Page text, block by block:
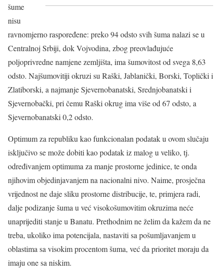
šume
nisu
ravnomjerno raspoređene: preko 94 odsto svih šuma nalazi se u
Centralnoj Srbiji, dok Vojvodina, zbog preovlađujuće
poljoprivredne namjene zemljišta, ima šumovitost od svega 8,63
odsto. Najšumovitiji okruzi su Raški, Jablanički, Borski, Toplički i
Zlatiborski, a najmanje Sjevernobanatski, Srednjobanatski i
Sjevernobački, pri čemu Raški okrug ima više od 67 odsto, a
Sjevernobanatski 0,2 odsto.
Optimum za republiku kao funkcionalan podatak u ovom slučaju
isključivo se može dobiti kao podatak iz malog u veliko, tj.
određivanjem optimuma za manje prostorne jedinice, te onda
njihovim objedinjavanjem na nacionalni nivo. Naime, prosječna
vrijednost ne daje sliku prostorne distribucije, te, primjera radi,
dalje podizanje šuma u već visokošumovitim okruzima neće
unaprijediti stanje u Banatu. Prethodnim ne želim da kažem da ne
treba, ukoliko ima potencijala, nastaviti sa pošumljavanjem u
oblastima sa visokim procentom šuma, već da prioritet moraju da
imaju one sa niskim.